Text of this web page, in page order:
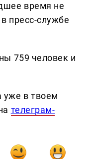
время не
пресс-службе
759 человек и
уже в твоем
телеграм-